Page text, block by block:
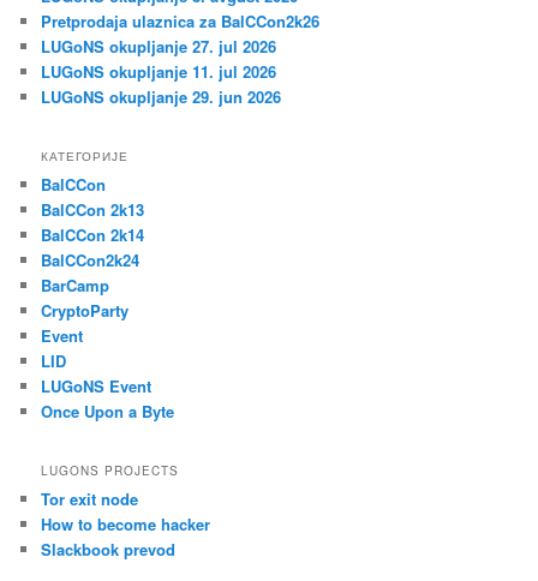
Pretprodaja ulaznica za BalCCon2k26
LUGoNS okupljanje 27. jul 2026
LUGoNS okupljanje 11. jul 2026
LUGoNS okupljanje 29. jun 2026
КАТЕГОРИЈЕ
BalCCon
BalCCon 2k13
BalCCon 2k14
BalCCon2k24
BarCamp
CryptoParty
Event
LID
LUGoNS Event
Once Upon a Byte
LUGONS PROJECTS
Tor exit node
How to become hacker
Slackbook prevod